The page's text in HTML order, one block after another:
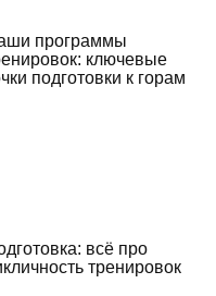
программы
ключевые
подготовки к горам
всё про
тренировок